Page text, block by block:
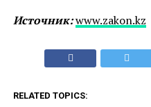
Источник:www.zakon.kz
RELATED TOPICS: